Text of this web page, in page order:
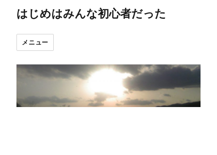
はじめはみんな初心者だった
メニュー